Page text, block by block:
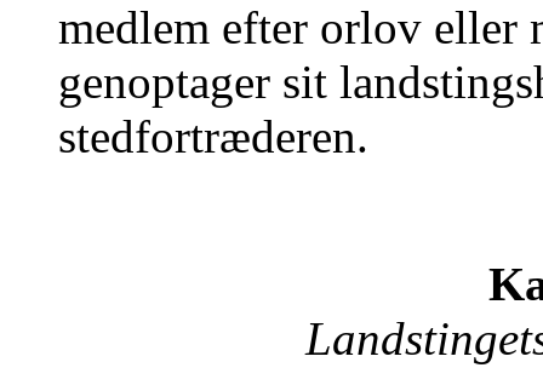
medlem efter orlov
genoptager sit
stedfortræderen.